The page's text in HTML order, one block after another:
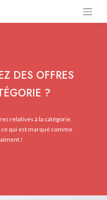
DES OFFRES
?
relatives à la catégorie .
qui est marqué comme
!